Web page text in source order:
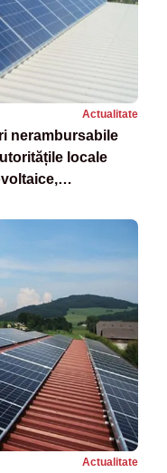
Actualitate
nerambursabile
locale
Actualitate